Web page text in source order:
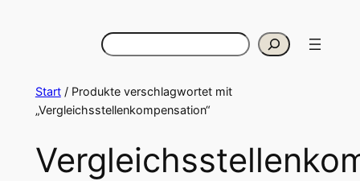
Suchen
Start/ Produkte verschlagwortet mit
„Vergleichsstellenkompensation“